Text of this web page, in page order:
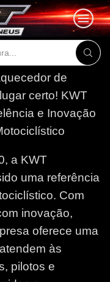
de
certo! KWT
e Inovação
a KWT
uma referência
Com
inovação,
oferece uma
às
pilotos e